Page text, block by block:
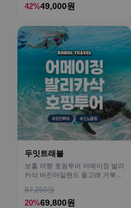
42%49,000원
두잇트래블
보홀 여행 호핑투어 어메이징 발리
카삭 버진아일랜드 돌고래 거북이
87,250원
20%69,800원